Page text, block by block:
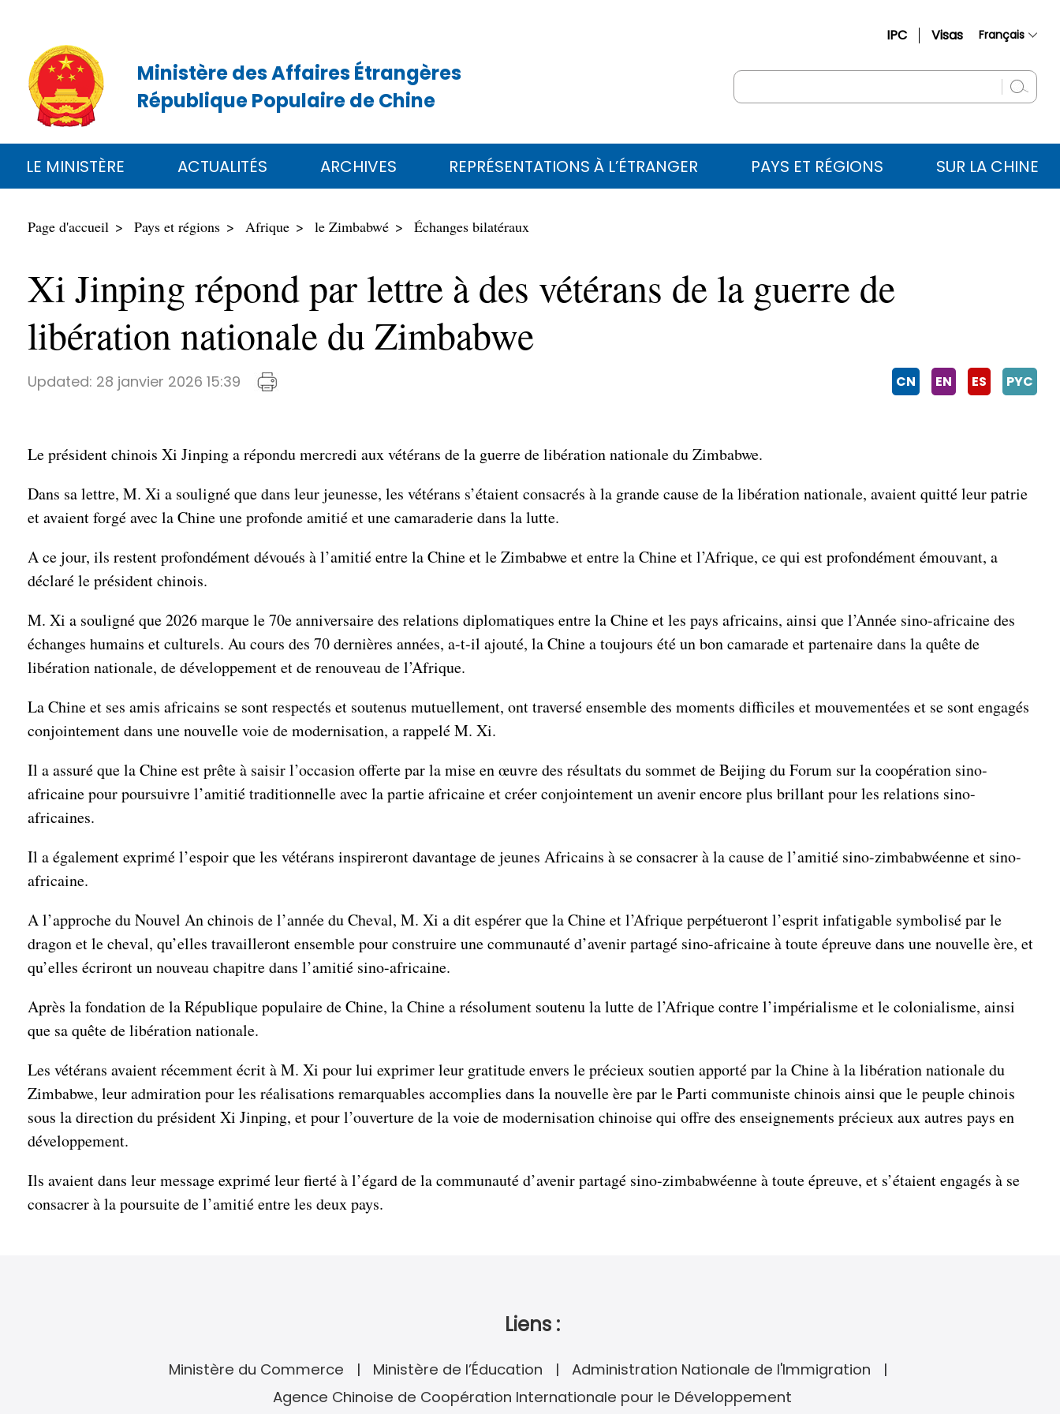
IPC Visas Français
English
عربي
Ministère des Affaires Étrangères
République Populaire de Chine
LE MINISTÈRE ACTUALITÉS ARCHIVES REPRÉSENTATIONS À L’ÉTRANGER PAYS ET RÉGIONS SUR LA CHINE
Page d'accueil Pays et régions Afrique le Zimbabwé Échanges bilatéraux
Xi Jinping répond par lettre à des vétérans de la guerre de
libération nationale du Zimbabwe
Updated: 28 janvier 2026 15:39 CN EN ES PYC
Le président chinois Xi Jinping a répondu mercredi aux vétérans de la guerre de libération nationale du Zimbabwe.
Dans sa lettre, M. Xi a souligné que dans leur jeunesse, les vétérans s’étaient consacrés à la grande cause de la libération nationale, avaient quitté leur patrie
et avaient forgé avec la Chine une profonde amitié et une camaraderie dans la lutte.
A ce jour, ils restent profondément dévoués à l’amitié entre la Chine et le Zimbabwe et entre la Chine et l’Afrique, ce qui est profondément émouvant, a
déclaré le président chinois.
M. Xi a souligné que 2026 marque le 70e anniversaire des relations diplomatiques entre la Chine et les pays africains, ainsi que l’Année sino-africaine des
échanges humains et culturels. Au cours des 70 dernières années, a-t-il ajouté, la Chine a toujours été un bon camarade et partenaire dans la quête de
libération nationale, de développement et de renouveau de l’Afrique.
La Chine et ses amis africains se sont respectés et soutenus mutuellement, ont traversé ensemble des moments difficiles et mouvementées et se sont engagés
conjointement dans une nouvelle voie de modernisation, a rappelé M. Xi.
Il a assuré que la Chine est prête à saisir l’occasion offerte par la mise en œuvre des résultats du sommet de Beijing du Forum sur la coopération sino-
africaine pour poursuivre l’amitié traditionnelle avec la partie africaine et créer conjointement un avenir encore plus brillant pour les relations sino-
africaines.
Il a également exprimé l’espoir que les vétérans inspireront davantage de jeunes Africains à se consacrer à la cause de l’amitié sino-zimbabwéenne et sino-
africaine.
A l’approche du Nouvel An chinois de l’année du Cheval, M. Xi a dit espérer que la Chine et l’Afrique perpétueront l’esprit infatigable symbolisé par le
dragon et le cheval, qu’elles travailleront ensemble pour construire une communauté d’avenir partagé sino-africaine à toute épreuve dans une nouvelle ère, et
qu’elles écriront un nouveau chapitre dans l’amitié sino-africaine.
Après la fondation de la République populaire de Chine, la Chine a résolument soutenu la lutte de l’Afrique contre l’impérialisme et le colonialisme, ainsi
que sa quête de libération nationale.
Les vétérans avaient récemment écrit à M. Xi pour lui exprimer leur gratitude envers le précieux soutien apporté par la Chine à la libération nationale du
Zimbabwe, leur admiration pour les réalisations remarquables accomplies dans la nouvelle ère par le Parti communiste chinois ainsi que le peuple chinois
sous la direction du président Xi Jinping, et pour l’ouverture de la voie de modernisation chinoise qui offre des enseignements précieux aux autres pays en
développement.
Ils avaient dans leur message exprimé leur fierté à l’égard de la communauté d’avenir partagé sino-zimbabwéenne à toute épreuve, et s’étaient engagés à se
consacrer à la poursuite de l’amitié entre les deux pays.
Liens :
Ministère du Commerce Ministère de l’Éducation
Administration Nationale de l'Immigration
Agence Chinoise de Coopération Internationale pour le Développement